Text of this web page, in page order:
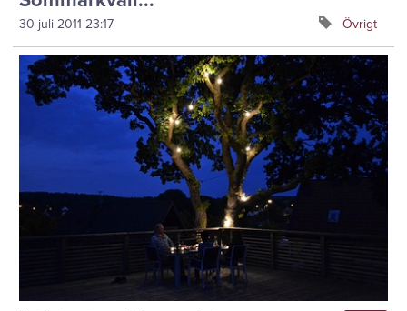
30 juli 2011 23:17 Övrigt